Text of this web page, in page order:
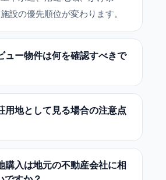
設の優先順位が変わります。
ュー物件は何を確認すべきで
用地として見る場合の注意点
購入は地元の不動産会社に相